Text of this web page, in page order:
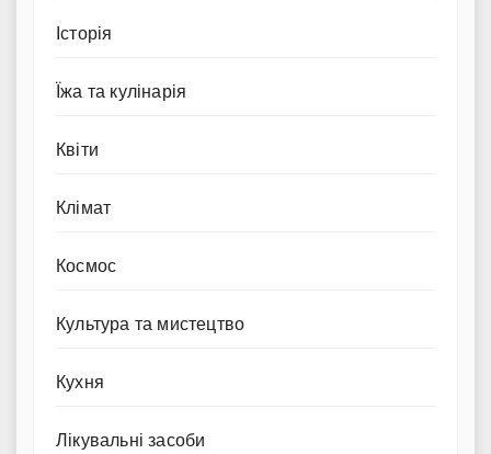
Історія
Їжа та кулінарія
Квіти
Клімат
Космос
Культура та мистецтво
Кухня
Лікувальні засоби